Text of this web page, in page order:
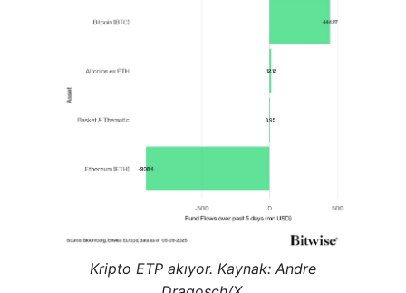
Kripto ETP akıyor. Kaynak: Andre